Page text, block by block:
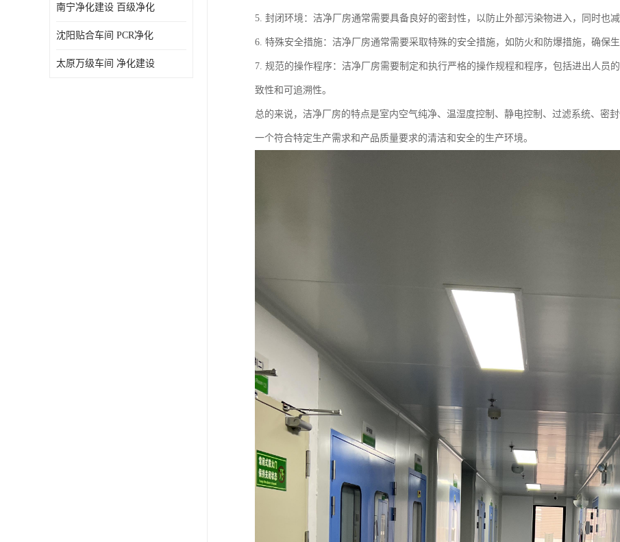
南宁净化建设 百级净化
沈阳贴合车间 PCR净化
太原万级车间 净化建设
5. 封闭环境：洁净厂房通常需要具备良好的密封性，以防止外部污染物进入，同时也
6. 特殊安全措施：洁净厂房通常需要采取特殊的安全措施，如防火和防爆措施，确保生
7. 规范的操作程序：洁净厂房需要制定和执行严格的操作规程和程序，包括进出人员
致性和可追溯性。
总的来说，洁净厂房的特点是室内空气纯净、温湿度控制、静电控制、过滤系统、密
一个符合特定生产需求和产品质量要求的清洁和安全的生产环境。